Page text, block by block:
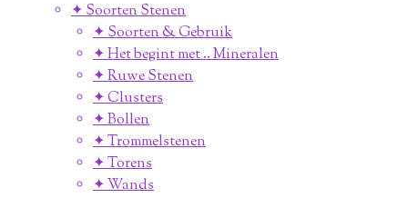
✦ Soorten Stenen
✦ Soorten & Gebruik
✦ Het begint met .. Mineralen
✦ Ruwe Stenen
✦ Clusters
✦ Bollen
✦ Trommelstenen
✦ Torens
✦ Wands